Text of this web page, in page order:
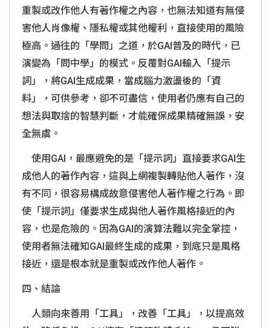
重製或改作他人有著作權之內容，也無法知道有無侵
害他人肖像權、隱私權或其他權利，直接使用的風險
極高。過往的「學問」之道，於GAI 普及的時代，已
演變為「問中學」的模式。反覆對GAI 輸入「提示
詞」，將GAI 生成成果，當成腦力激盪後的「資
料」，可供參考，卻不可盡信，使用者仍應有自己的
想法與取捨的智慧判斷，才能確保成果精確無誤，安
全無虞。
使用 GAI ，最應避免的是「提示詞」直接要求GAI 生
成他人的著作內容，這與上網複製轉貼他人著作，沒
有不同，很容易構成故意侵害他人著作權之行為。即
使「提示詞」僅要求生成與他人著作風格接近的內
容，也是危險的。因為GAI 的演算法難以完全掌控，
使用者無法確知GAI 最終生成的成果，到底只是風格
接近，還是根本就是重製或改作他人著作。
四、結論
人類向來善用「工具」，改善「工具」，以提高效